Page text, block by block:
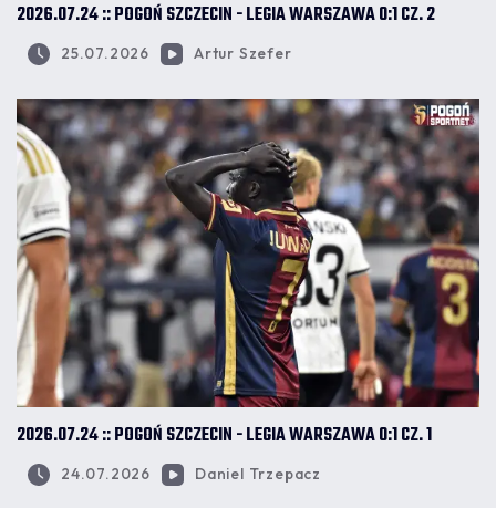
2026.07.24 :: POGOŃ SZCZECIN - LEGIA WARSZAWA 0:1 CZ. 2
25.07.2026 Artur Szefer
2026.07.24 :: POGOŃ SZCZECIN - LEGIA WARSZAWA 0:1 CZ. 1
24.07.2026 Daniel Trzepacz